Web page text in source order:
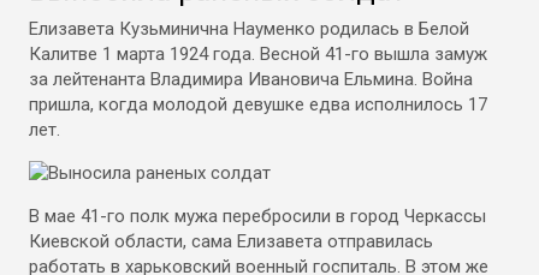
Елизавета Кузьминична Науменко родилась в Белой
Калитве 1 марта 1924 года. Весной 41-го вышла замуж
за лейтенанта Владимира Ивановича Ельмина. Война
пришла, когда молодой девушке едва исполнилось 17
лет.
В мае 41-го полк мужа перебросили в город Черкассы
Киевской области, сама Елизавета отправилась
работать в харьковский военный госпиталь. В этом же